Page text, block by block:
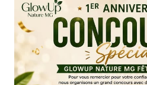
@maisonbergerparis